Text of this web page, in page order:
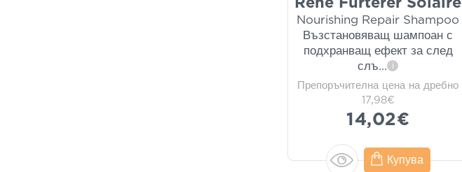
Nourishing Repair Shampoo
Възстановяващ шампоан с
подхранващ ефект за след
слъ... i
Препоръчителна цена на дребно
17,98€
14,02€
Купува